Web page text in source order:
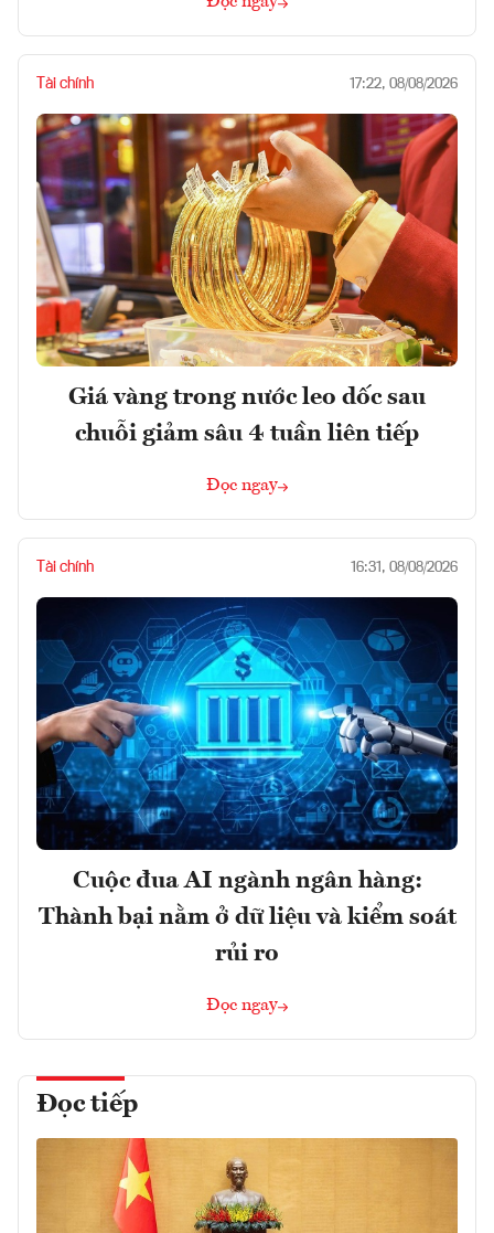
Tài chính 17:22, 08/08/2026
Giá vàng trong nước leo dốc sau
chuỗi giảm sâu 4 tuần liên tiếp
Đọc ngay
Tài chính 16:31, 08/08/2026
Cuộc đua AI ngành ngân hàng:
Thành bại nằm ở dữ liệu và kiểm soát
rủi ro
Đọc ngay
Đọc tiếp